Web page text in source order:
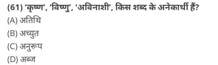
(61) ‘कृष्ण’, ‘विष्णु’, ‘अविनाशी’, किस शब्द के अनेकार्थी हैं?
(A) अतिथि
(B) अच्युत
(C) अनुरूप
(D) अब्ज